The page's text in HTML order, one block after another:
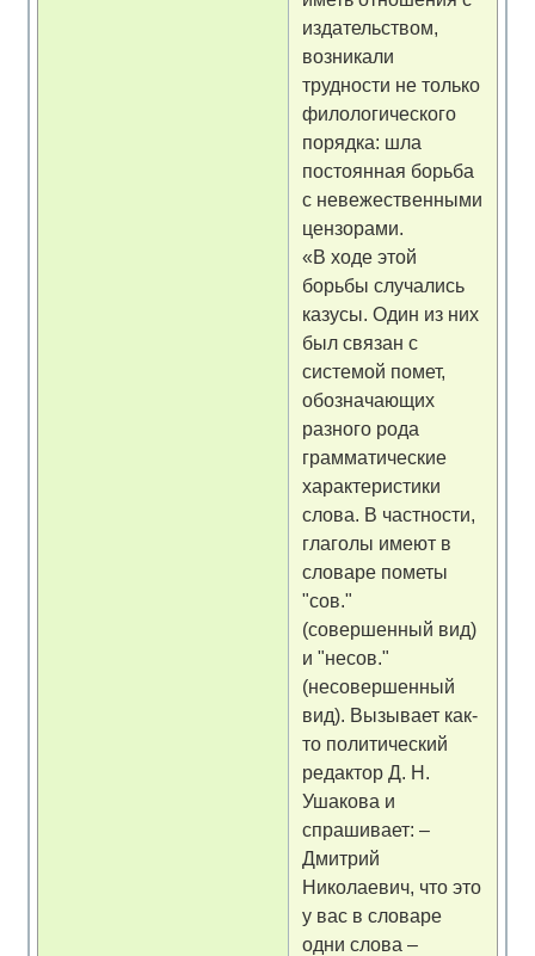
издательством,
возникали
трудности не только
филологического
порядка: шла
постоянная борьба
с невежественными
цензорами.
«В ходе этой
борьбы случались
казусы. Один из них
был связан с
системой помет,
обозначающих
разного рода
грамматические
характеристики
слова. В частности,
глаголы имеют в
словаре пометы
"сов."
(совершенный вид)
и "несов."
(несовершенный
вид). Вызывает как-
то политический
редактор Д. Н.
Ушакова и
спрашивает: –
Дмитрий
Николаевич, что это
у вас в словаре
одни слова –